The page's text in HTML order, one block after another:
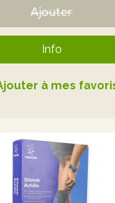
Ajouter
Info
à mes